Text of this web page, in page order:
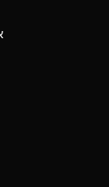
(cold)
(hot)